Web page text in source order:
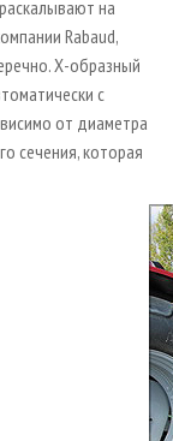
на
Rabaud,
Х-образный
с
от диаметра
сечения, которая